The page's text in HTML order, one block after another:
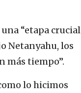
“etapa crucial
Netanyahu, los
más tiempo”.
lo hicimos